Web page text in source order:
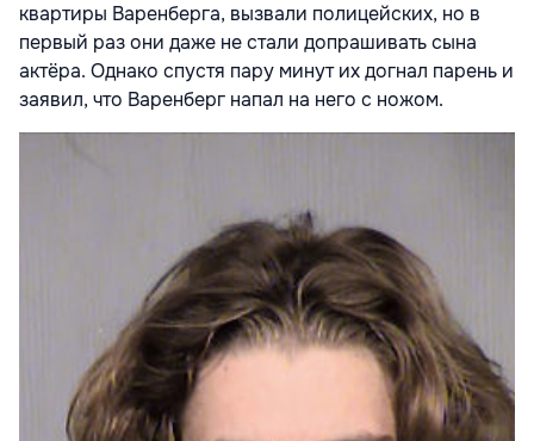
квартиры Варенберга, вызвали полицейских, но в
первый раз они даже не стали допрашивать сына
актёра. Однако спустя пару минут их догнал парень и
заявил, что Варенберг напал на него с ножом.